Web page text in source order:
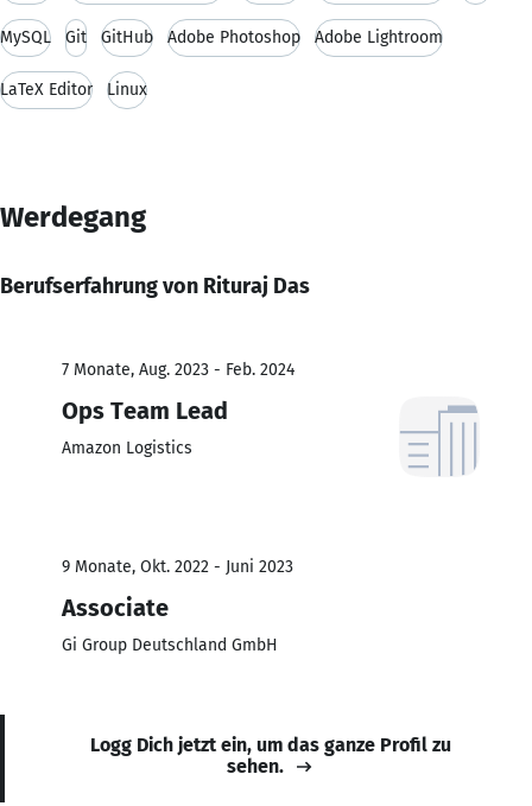
MySQL Git GitHub Adobe Photoshop Adobe Lightroom
LaTeX Editor Linux
Werdegang
Berufserfahrung von Rituraj Das
7 Monate, Aug. 2023 - Feb. 2024
Ops Team Lead
Amazon Logistics
9 Monate, Okt. 2022 - Juni 2023
Associate
Gi Group Deutschland GmbH
Logg Dich jetzt ein, um das ganze Profil zu
sehen.